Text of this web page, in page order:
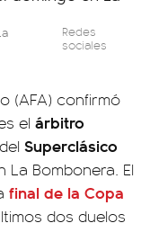
Redes
sociales
(AFA) confirmó
el árbitro
Superclásico
La Bombonera. El
final de la Copa
dos duelos